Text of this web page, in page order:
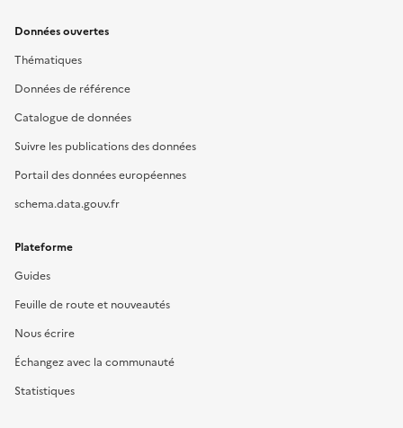
Données ouvertes
Thématiques
Données de référence
Catalogue de données
Suivre les publications des données
Portail des données européennes
schema.data.gouv.fr
Plateforme
Guides
Feuille de route et nouveautés
Nous écrire
Échangez avec la communauté
Statistiques